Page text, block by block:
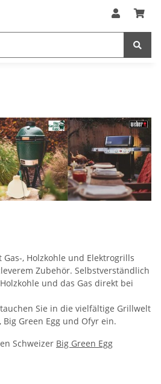
, Holzkohle und Elektrogrills
Zubehör. Selbstverständlich
und das Gas direkt bei
Sie in die vielfältige Grillwelt
Green Egg und Ofyr ein.
Schweizer Big Green Egg